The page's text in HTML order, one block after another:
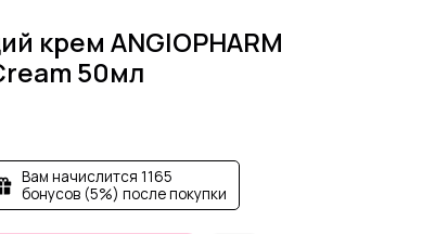
крем ANGIOPHARM
50мл
Вам начислится 1165
бонусов (5%) после покупки